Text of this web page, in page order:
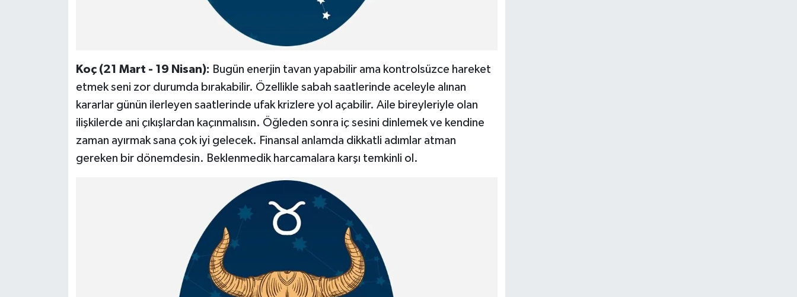
Koç (21 Mart - 19 Nisan): Bugün enerjin tavan yapabilir ama kontrolsüzce hareket
etmek seni zor durumda bırakabilir. Özellikle sabah saatlerinde aceleyle alınan
kararlar günün ilerleyen saatlerinde ufak krizlere yol açabilir. Aile bireyleriyle olan
ilişkilerde ani çıkışlardan kaçınmalısın. Öğleden sonra iç sesini dinlemek ve kendine
zaman ayırmak sana çok iyi gelecek. Finansal anlamda dikkatli adımlar atman
gereken bir dönemdesin. Beklenmedik harcamalara karşı temkinli ol.